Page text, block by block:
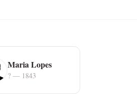
Maria Lopes
? — 1843